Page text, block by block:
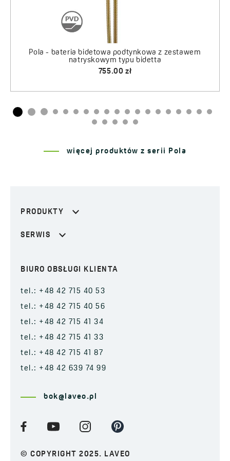
więcej produktów z serii Pola
PRODUKTY
SERWIS
BIURO OBSŁUGI KLIENTA
tel.: +48 42 715 40 53
tel.: +48 42 715 40 56
tel.: +48 42 715 41 34
tel.: +48 42 715 41 33
tel.: +48 42 715 41 87
tel.: +48 42 639 74 99
bok@laveo.pl
© COPYRIGHT 2025. LAVEO